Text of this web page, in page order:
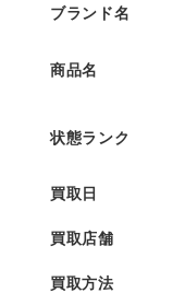
ブランド名
商品名
状態ランク
買取日
買取店舗
買取方法